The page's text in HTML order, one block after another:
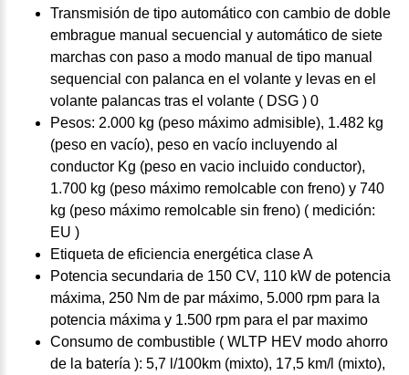
Transmisión de tipo automático con cambio de doble
embrague manual secuencial y automático de siete
marchas con paso a modo manual de tipo manual
sequencial con palanca en el volante y levas en el
volante palancas tras el volante ( DSG ) 0
Pesos: 2.000 kg (peso máximo admisible), 1.482 kg
(peso en vacío), peso en vacío incluyendo al
conductor Kg (peso en vacio incluido conductor),
1.700 kg (peso máximo remolcable con freno) y 740
kg (peso máximo remolcable sin freno) ( medición:
EU )
Etiqueta de eficiencia energética clase A
Potencia secundaria de 150 CV, 110 kW de potencia
máxima, 250 Nm de par máximo, 5.000 rpm para la
potencia máxima y 1.500 rpm para el par maximo
Consumo de combustible ( WLTP HEV modo ahorro
de la batería ): 5,7 l/100km (mixto), 17,5 km/l (mixto),